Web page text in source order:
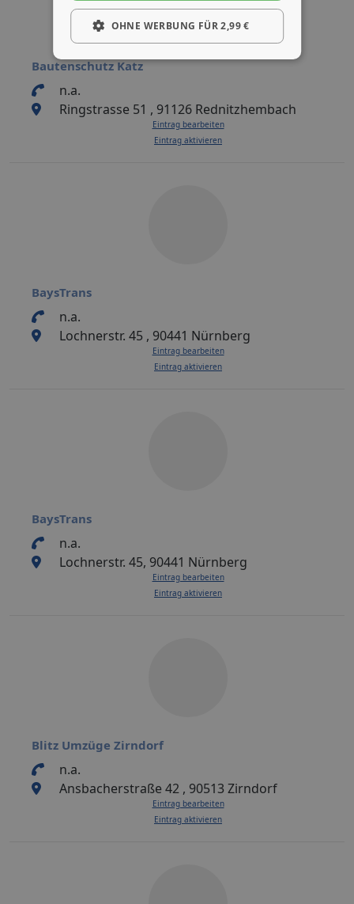
Bautenschutz Katz
n.a.
Ringstrasse 51 , 91126 Rednitzhembach
Eintrag bearbeiten
Eintrag aktivieren
BaysTrans
n.a.
Lochnerstr. 45 , 90441 Nürnberg
Eintrag bearbeiten
Eintrag aktivieren
BaysTrans
n.a.
Lochnerstr. 45, 90441 Nürnberg
Eintrag bearbeiten
Eintrag aktivieren
Blitz Umzüge Zirndorf
n.a.
Ansbacherstraße 42 , 90513 Zirndorf
Eintrag bearbeiten
Eintrag aktivieren
OHNE WERBUNG FÜR 2,99 €